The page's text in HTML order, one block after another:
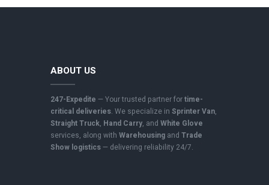
ABOUT US
247-Expedite — Your trusted partner fortime-
critical deliveries. We specialize in Sprinter Van,
Straight Truck, Hand Carry, and White Glove
services, along with Warehousing and Trade
Show logistics— delivering reliability 24/7.